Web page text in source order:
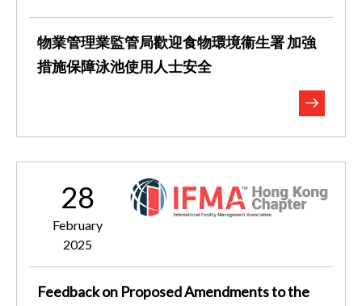
物業管理業監管局歡迎食物環境衞生署 ​​​​​​​加強
措施保障泳池使用人士安全
28
February
2025
Feedback on Proposed Amendments to the